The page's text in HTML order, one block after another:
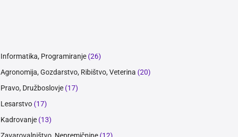
Informatika, Programiranje (26)
Agronomija, Gozdarstvo, Ribištvo, Veterina (20)
Pravo, Družboslovje (17)
Lesarstvo (17)
Kadrovanje (13)